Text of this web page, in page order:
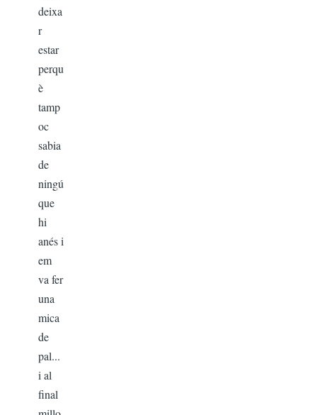
deixa
r
estar
perqu
è
tamp
oc
sabia
de
ningú
que
hi
anés i
em
va fer
una
mica
de
pal...
i al
final